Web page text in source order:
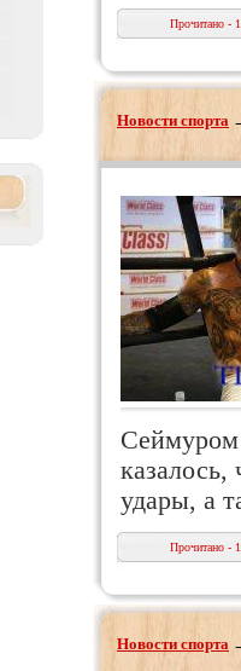
Прочитано -
Новости спорта
Сеймуром
казалось,
удары, а
Прочитано -
Новости спорта